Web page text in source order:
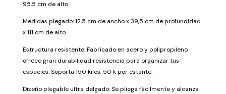
95,5 cm de alto.
Medidas plegado: 12,5 cm de ancho x 39,5 cm de profundidad
x 111 cm de alto.
Estructura resistente: Fabricado en acero y polipropileno
ofrece gran durabilidad resistencia para organizar tus
espacios. Soporta 150 kilos, 50 k por estante.
Diseño plegable ultra delgado: Se pliega fácilmente y alcanza